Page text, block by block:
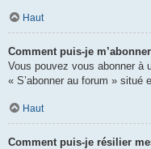
Haut
Comment puis-je
Vous pouvez vous abonner à
« S’abonner au forum » situé
Haut
Comment puis-je résilier